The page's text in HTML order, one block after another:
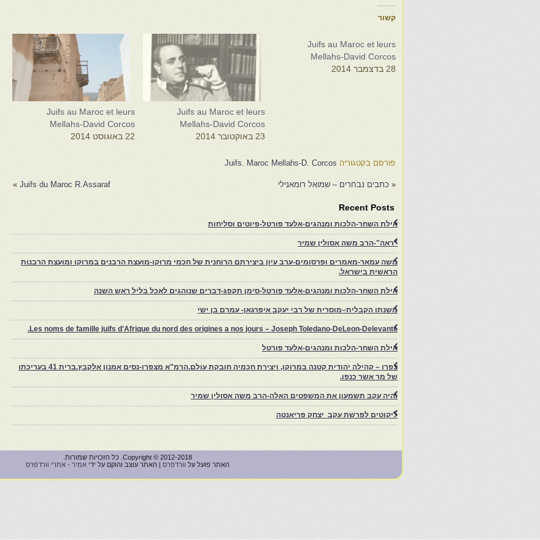
קשור
Juifs au Maroc et leurs
Mellahs-David Corcos
28 בדצמבר 2014
Juifs au Maroc et leurs
Mellahs-David Corcos
23 באוקטובר 2014
Juifs au Maroc et leurs
Mellahs-David Corcos
22 באוגוסט 2014
פורסם בקטגוריה Juifs. Maroc Mellahs-D. Corcos
« כתבים נבחרים – שמואל רומאנילי Juifs du Maroc R.Assaraf
»
Recent Posts
אילת השחר-הלכות ומנהגים-אלעד פורטל-פיוטים וסליחות
"ראה"-הרב משה אסולין שמיר
משה עמאר-מאמרים ופרסומים-ערב עיון ביצירתם הרוחנית של חכמי מרוקו-מועצת הרבנים במרוקו ומועצת הרבנות
הראשית בישראל.
אילת השחר-הלכות ומנהגים-אלעד פורטל-סימן תקפג-דברים שנוהגים לאכל בליל ראש השנה
משנתו הקבלית–מוסרית של רבי יעקב איפרגאן- עמרם בן ישי
Les noms de famille juifs d'Afrique du nord des origines a nos jours – Joseph Toledano-DeLeon-Delevante.
אילת השחר-הלכות ומנהגים-אלעד פורטל
צפרו – קהילה יהודית קטנה במרוקו, ויצירת חכמיה חובקת עולם.הרמ"א מצפרו-נסים אמנון אלקבץ.ברית 41 בעריכתו
של מר אשר כנפו.
והיה עקב תשמעון את המשפטים האלה-הרב משה אסולין שמיר
ליקוטים לפרשת עקב יצחק פריאנטה
Copyright © 2012-2018. כל הזכויות שמורות.
האתר פועל על וורדפרס | האתר עוצב והוקם על ידי אמיר - אתרי וורדפרס